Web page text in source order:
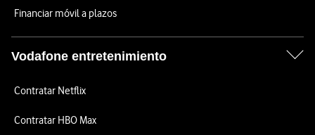
Financiar móvil a plazos
Vodafone entretenimiento
Contratar Netflix
Contratar HBO Max